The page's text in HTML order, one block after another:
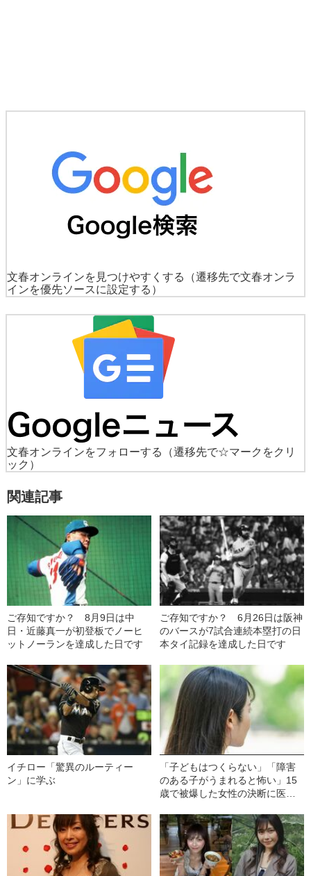
文春オンラインを見つけやすくする
（遷移先で文春オンラ
インを優先ソースに設定する）
文春オンラインをフォローする
（遷移先で☆マークをクリ
ック）
関連記事
ご存知ですか？ 8月9日は中
日・近藤真一が初登板でノーヒ
ットノーランを達成した日です
ご存知ですか？ 6月26日は阪神
のバースが7試合連続本塁打の日
本タイ記録を達成した日です
イチロー「驚異のルーティー
ン」に学ぶ
「子どもはつくらない」「障害
のある子がうまれると怖い」15
歳で被爆した女性の決断に医者
者からの衝撃的な一言”